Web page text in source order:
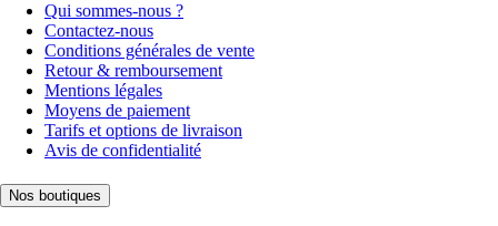
Qui sommes-nous ?
Contactez-nous
Conditions générales de vente
Retour & remboursement
Mentions légales
Moyens de paiement
Tarifs et options de livraison
Avis de confidentialité
Nos boutiques